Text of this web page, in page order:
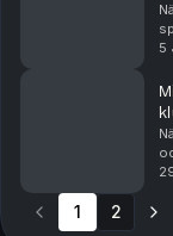
5
1 2